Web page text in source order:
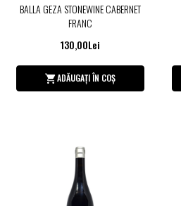
BALLA GEZA STONEWINE CABERNET
FRANC
130,00Lei
ADĂUGAȚI ÎN COȘ